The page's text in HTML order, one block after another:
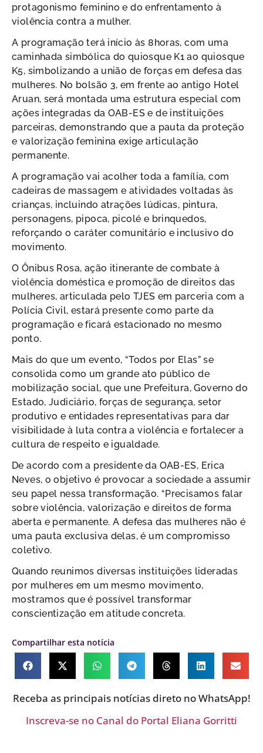
protagonismo feminino e do enfrentamento à
violência contra a mulher.
A programação terá início às 8horas, com uma
caminhada simbólica do quiosque K1 ao quiosque
K5, simbolizando a união de forças em defesa das
mulheres. No bolsão 3, em frente ao antigo Hotel
Aruan, será montada uma estrutura especial com
ações integradas da OAB-ES e de instituições
parceiras, demonstrando que a pauta da proteção
e valorização feminina exige articulação
permanente.
A programação vai acolher toda a família, com
cadeiras de massagem e atividades voltadas às
crianças, incluindo atrações lúdicas, pintura,
personagens, pipoca, picolé e brinquedos,
reforçando o caráter comunitário e inclusivo do
movimento.
O Ônibus Rosa, ação itinerante de combate à
violência doméstica e promoção de direitos das
mulheres, articulada pelo TJES em parceria com a
Polícia Civil, estará presente como parte da
programação e ficará estacionado no mesmo
ponto.
Mais do que um evento, “Todos por Elas” se
consolida como um grande ato público de
mobilização social, que une Prefeitura, Governo do
Estado, Judiciário, forças de segurança, setor
produtivo e entidades representativas para dar
visibilidade à luta contra a violência e fortalecer a
cultura de respeito e igualdade.
De acordo com a presidente da OAB-ES, Erica
Neves, o objetivo é provocar a sociedade a assumir
seu papel nessa transformação. “Precisamos falar
sobre violência, valorização e direitos de forma
aberta e permanente. A defesa das mulheres não é
uma pauta exclusiva delas, é um compromisso
coletivo.
Quando reunimos diversas instituições lideradas
por mulheres em um mesmo movimento,
mostramos que é possível transformar
conscientização em atitude concreta.
Compartilhar esta notícia
Receba as principais notícias direto no WhatsApp!
Inscreva-se no Canal do Portal Eliana Gorritti